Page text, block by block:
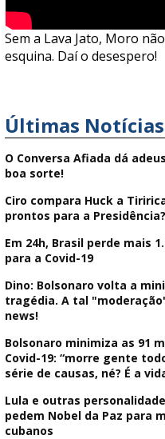
Sem a Lava Jato, Moro
esquina. Daí o desespero!
Últimas Notícias
O Conversa Afiada dá
boa sorte!
Ciro compara Huck a
prontos para a
Em 24h, Brasil perde mais
para a Covid-19
Dino: Bolsonaro volta a
tragédia. A tal
news!
Bolsonaro minimiza as 91
Covid-19: “morre gente
série de causas, né? É a
Lula e outras
pedem Nobel da Paz para
cubanos